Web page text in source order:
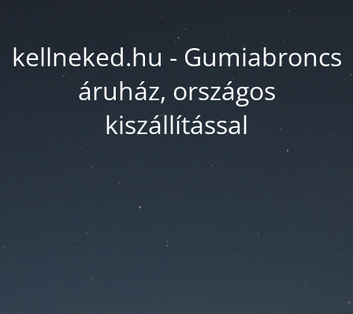
kellneked.hu - Gumiabroncs
áruház, országos
kiszállítással